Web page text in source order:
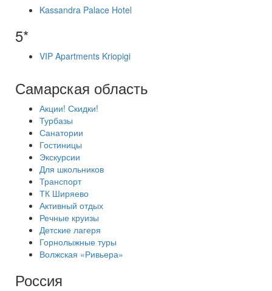
Kassandra Palace Hotel
5*
VIP Apartments Kriopigi
Самарская область
Акции! Скидки!
Турбазы
Санатории
Гостиницы
Экскурсии
Для школьников
Транспорт
ТК Ширяево
Активный отдых
Речные круизы
Детские лагеря
Горнолыжные туры
Волжская «Ривьера»
Россия